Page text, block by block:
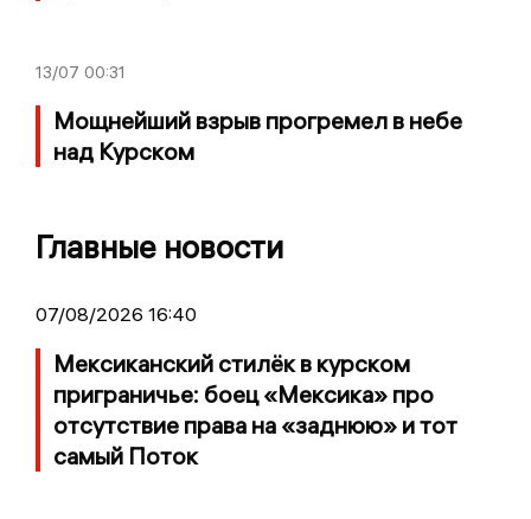
13/07 00:31
Мощнейший взрыв прогремел в небе
над Курском
Главные новости
07/08/2026 16:40
Мексиканский стилёк в курском
приграничье: боец «Мексика» про
отсутствие права на «заднюю» и тот
самый Поток